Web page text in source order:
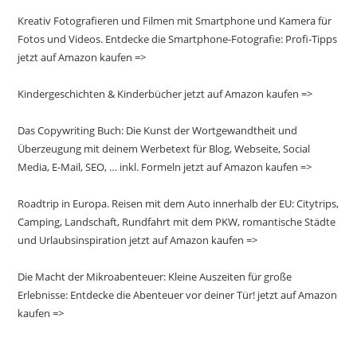
Kreativ Fotografieren und Filmen mit Smartphone und Kamera für
Fotos und Videos. Entdecke die Smartphone-Fotografie: Profi-Tipps
jetzt auf Amazon kaufen =>
Kindergeschichten & Kinderbücher jetzt auf Amazon kaufen =>
Das Copywriting Buch: Die Kunst der Wortgewandtheit und
Überzeugung mit deinem Werbetext für Blog, Webseite, Social
Media, E-Mail, SEO, … inkl. Formeln jetzt auf Amazon kaufen =>
Roadtrip in Europa. Reisen mit dem Auto innerhalb der EU: Citytrips,
Camping, Landschaft, Rundfahrt mit dem PKW, romantische Städte
und Urlaubsinspiration jetzt auf Amazon kaufen =>
Die Macht der Mikroabenteuer: Kleine Auszeiten für große
Erlebnisse: Entdecke die Abenteuer vor deiner Tür! jetzt auf Amazon
kaufen =>